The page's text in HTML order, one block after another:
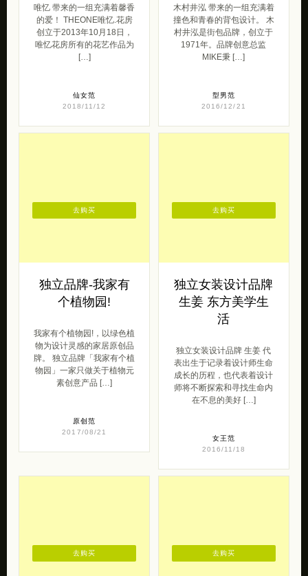
唯忆 带来的一组充满着馨香
的爱！ THEONE唯忆.花房
创立于2013年10月18日，
唯忆花房所有的花艺作品为
[…]
仙女范
2018/11/12
木村井泓 带来的一组充满着
撞色和青春的背包设计。 木
村井泓是街包品牌，创立于
1971年。品牌创意总监
MIKE秉 […]
型男范
2016/12/21
独立品牌-我家有
个植物园!
我家有个植物园!，以绿色植
物为设计灵感的家居原创品
牌。 独立品牌「我家有个植
物园」一家只做关于植物元
素创意产品 […]
原创范
2017/08/21
去购买
独立女装设计品牌
生姜 东方美学生
活
独立女装设计品牌 生姜 代
表出生于记录着设计师生命
成长的历程，也代表着设计
师将不断探索和寻找生命内
在不息的美好 […]
女王范
2016/11/18
去购买
去购买 去购买